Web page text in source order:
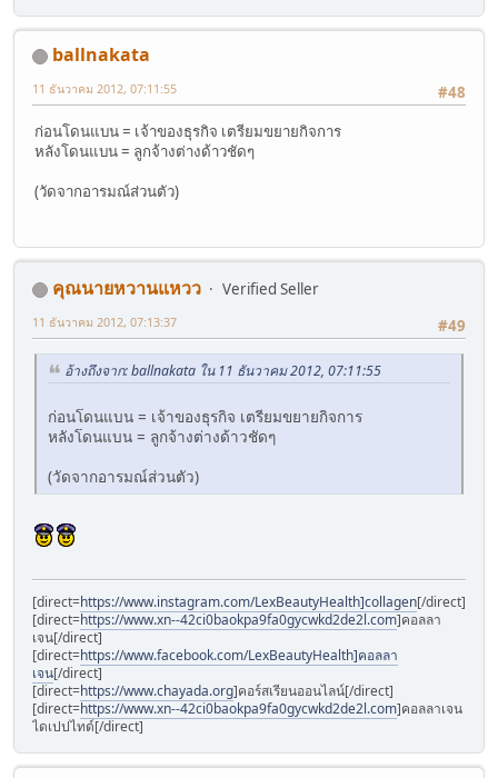
ballnakata
#48
11 ธันวาคม 2012, 07:11:55
ก่อนโดนแบน = เจ้าของธุรกิจ เตรียมขยายกิจการ
หลังโดนแบน = ลูกจ้างต่างด้าวชัดๆ
(วัดจากอารมณ์ส่วนตัว)
คุณนายหวานแหวว
Verified Seller
#49
11 ธันวาคม 2012, 07:13:37
อ้างถึงจาก: ballnakata ใน 11 ธันวาคม 2012, 07:11:55
ก่อนโดนแบน = เจ้าของธุรกิจ เตรียมขยายกิจการ
หลังโดนแบน = ลูกจ้างต่างด้าวชัดๆ
(วัดจากอารมณ์ส่วนตัว)
[direct=https://www.instagram.com/LexBeautyHealth]collagen[/direct]
[direct=https://www.xn--42ci0baokpa9fa0gycwkd2de2l.com]คอลลา
เจน[/direct]
[direct=https://www.facebook.com/LexBeautyHealth]คอลลา
เจน[/direct]
[direct=https://www.chayada.org]คอร์สเรียนออนไลน์[/direct]
[direct=https://www.xn--42ci0baokpa9fa0gycwkd2de2l.com]คอลลาเจน
ไดเปปไทด์[/direct]